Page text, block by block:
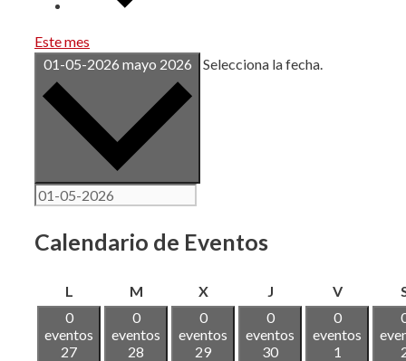
Este mes
01-05-2026 mayo 2026 Selecciona la fecha.
Calendario de Eventos
L Mmartes XmiércolesJjueves Vviernes
0
eventos
27
0
eventos
28
0
eventos
29
0
eventos
30
0
eventos
1